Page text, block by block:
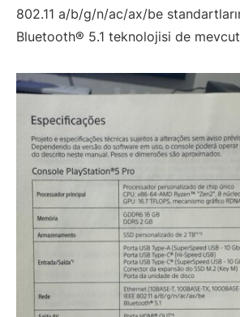
802.11 a/b/g/n/ac/ax/be
Bluetooth® 5.1 teknolojisi de